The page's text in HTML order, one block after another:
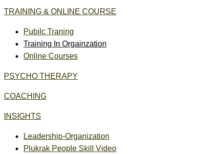
TRAINING & ONLINE COURSE
Pubilc Traning
Training In Orgainzation
Online Courses
PSYCHO THERAPY
COACHING
INSIGHTS
Leadership-Organization
Plukrak People Skill Video